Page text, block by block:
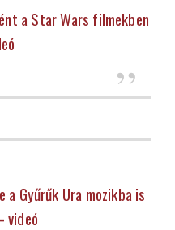
a Star Wars filmekben
a Gyűrűk Ura mozikba is
videó